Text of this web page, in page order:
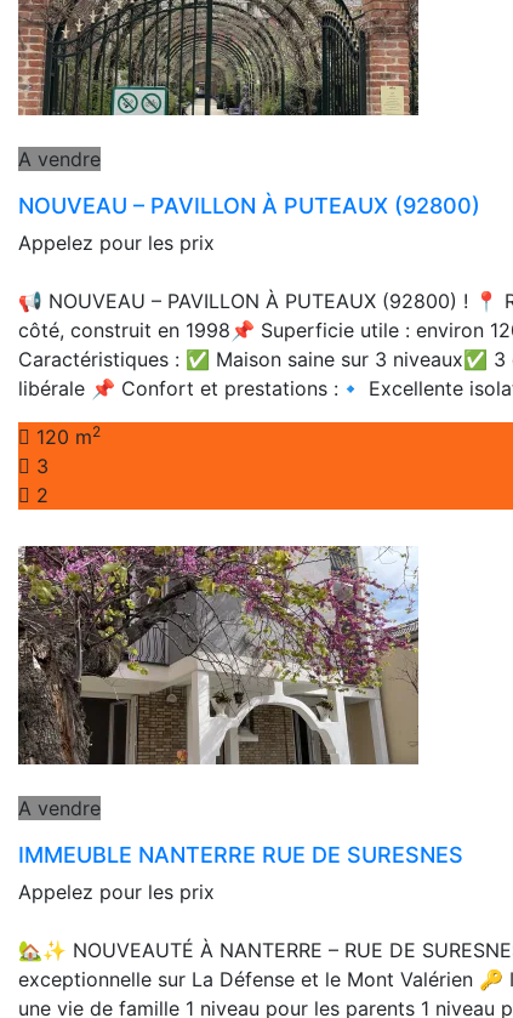
A vendre
NOUVEAU – PAVILLON À PUTEAUX (92800)
Appelez pour les prix
📢 NOUVEAU – PAVILLON À PUTEAUX (92800) !
côté, construit en 1998📌 Superficie utile : environ
Caractéristiques : ✅ Maison saine sur 3 niveaux✅
libérale 📌 Confort et prestations :🔹 Excellente
120 m2
3
2
A vendre
IMMEUBLE NANTERRE RUE DE SURESNES
Appelez pour les prix
🏡✨ NOUVEAUTÉ À NANTERRE – RUE DE
exceptionnelle sur La Défense et le Mont Valérien 🔑
une vie de famille 1 niveau pour les parents 1